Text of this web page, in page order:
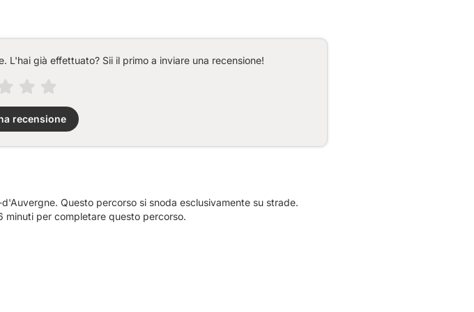
L'hai già effettuato? Sii il primo a inviare una recensione!
recensione
Questo percorso si snoda esclusivamente su strade.
minuti per completare questo percorso.